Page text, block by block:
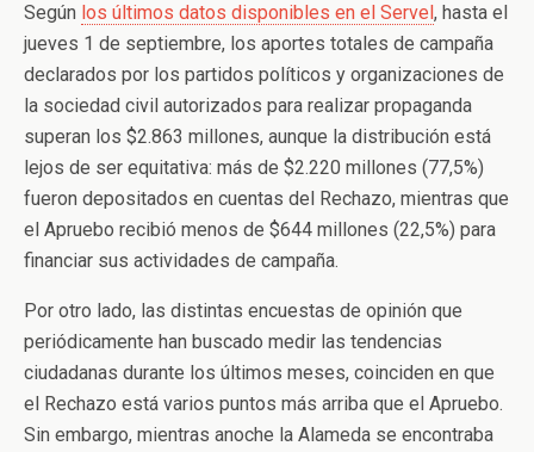
Según los últimos datos disponibles en el Servel , hasta el
jueves 1 de septiembre, los aportes totales de campaña
declarados por los partidos políticos y organizaciones de
la sociedad civil autorizados para realizar propaganda
superan los $2.863 millones, aunque la distribución está
lejos de ser equitativa: más de $2.220 millones (77,5%)
fueron depositados en cuentas del Rechazo, mientras que
el Apruebo recibió menos de $644 millones (22,5%) para
financiar sus actividades de campaña.
Por otro lado, las distintas encuestas de opinión que
periódicamente han buscado medir las tendencias
ciudadanas durante los últimos meses, coinciden en que
el Rechazo está varios puntos más arriba que el Apruebo.
Sin embargo, mientras anoche la Alameda se encontraba